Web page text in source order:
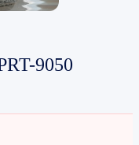
9050